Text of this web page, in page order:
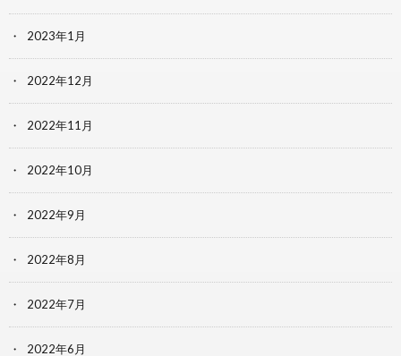
2023年1月
2022年12月
2022年11月
2022年10月
2022年9月
2022年8月
2022年7月
2022年6月